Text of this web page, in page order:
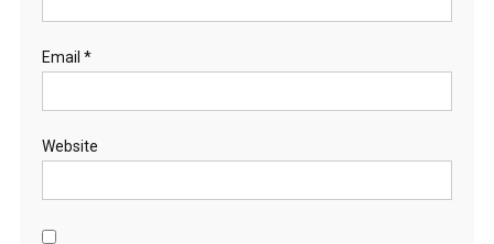
Email *
Website